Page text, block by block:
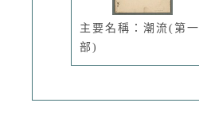
主要名稱：潮流(第一
部)